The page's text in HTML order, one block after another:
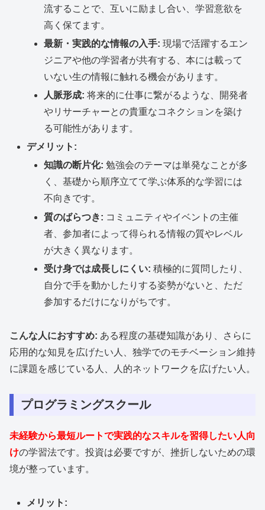
流することで、互いに励まし合い、学習意欲を
高く保てます。
最新・実践的な情報の入手: 現場で活躍するエン
ジニアや他の学習者が共有する、本には載って
いない生の情報に触れる機会があります。
人脈形成: 将来的に仕事に繋がるような、開発者
やリサーチャーとの貴重なコネクションを築け
る可能性があります。
デメリット:
知識の断片化: 勉強会のテーマは単発なことが多
く、基礎から順序立てて学ぶ体系的な学習には
不向きです。
質のばらつき: コミュニティやイベントの主催
者、参加者によって得られる情報の質やレベル
が大きく異なります。
受け身では成長しにくい: 積極的に質問したり、
自分で手を動かしたりする姿勢がないと、ただ
参加するだけになりがちです。
こんな人におすすめ: ある程度の基礎知識があり、さらに
応用的な知見を広げたい人、独学でのモチベーション維持
に課題を感じている人、人的ネットワークを広げたい人。
プログラミングスクール
未経験から最短ルートで実践的なスキルを習得したい人向
けの学習法です。投資は必要ですが、挫折しないための環
境が整っています。
メリット: